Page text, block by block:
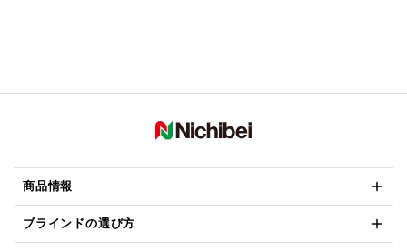
商品情報
ブラインドの選び方